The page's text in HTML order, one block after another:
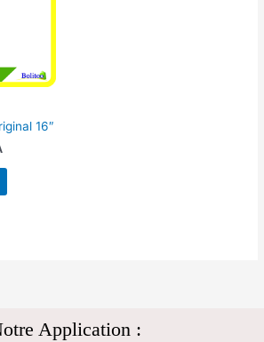
16″
Application :